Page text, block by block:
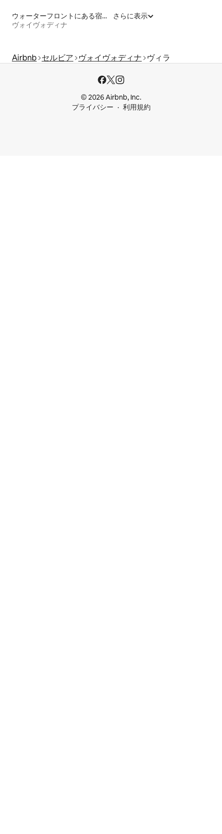
ウォーターフロントにある宿泊施設
ヴォイヴォディナ
さらに表示
Airbnb セルビア ヴォイヴォディナ ヴィラ
© 2026 Airbnb, Inc.
プライバシー
利用規約